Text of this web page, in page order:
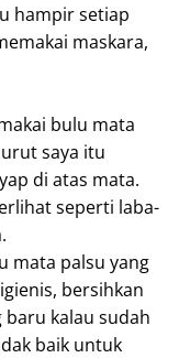
hampir setiap
maskara,
bulu mata
saya itu
di atas mata.
seperti laba-
mata palsu yang
bersihkan
kalau sudah
baik untuk